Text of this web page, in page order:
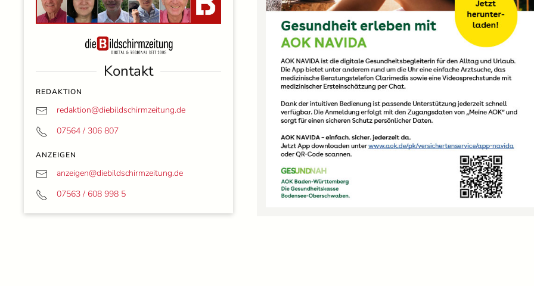
Kontakt
REDAKTION
redaktion@diebildschirmzeitung.de
07564 / 306 807
ANZEIGEN
anzeigen@diebildschirmzeitung.de
07563 / 608 998 5